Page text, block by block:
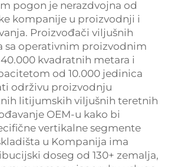
pogon je nerazdvojna od
kompanije u proizvodnji i
Proizvođači viljušnih
sa operativnim proizvodnim
kvadratnih metara i
od 10.000 jedinica
održivu proizvodnju
litijumskih viljušnih teretnih
OEM-u kako bi
vertikalne segmente
u Kompanija ima
doseg od 130+ zemalja,